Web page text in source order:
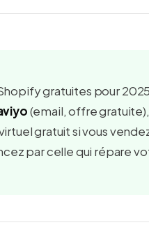
gratuites pour
(email, offre
gratuit si vous
par celle qui répare